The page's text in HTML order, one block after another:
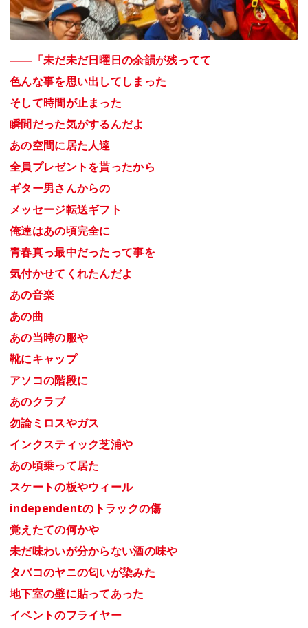
――「未だ未だ日曜日の余韻が残ってて
色んな事を思い出してしまった
そして時間が止まった
瞬間だった気がするんだよ
あの空間に居た人達
全員プレゼントを貰ったから
ギター男さんからの
メッセージ転送ギフト
俺達はあの頃完全に
青春真っ最中だったって事を
気付かせてくれたんだよ
あの音楽
あの曲
あの当時の服や
靴にキャップ
アソコの階段に
あのクラブ
勿論ミロスやガス
インクスティック芝浦や
あの頃乗って居た
スケートの板やウィール
independentのトラックの傷
覚えたての何かや
未だ味わいが分からない酒の味や
タバコのヤニの匂いが染みた
地下室の壁に貼ってあった
イベントのフライヤー